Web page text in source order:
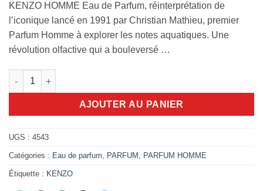
KENZO HOMME Eau de Parfum, réinterprétation de
l’iconique lancé en 1991 par Christian Mathieu, premier
Parfum Homme à explorer les notes aquatiques. Une
révolution olfactive qui a bouleversé …
quantité de Kenzo Homme 110ml edp
AJOUTER AU PANIER
UGS : 4543
Catégories : Eau de parfum, PARFUM , PARFUM HOMME
Étiquette : KENZO